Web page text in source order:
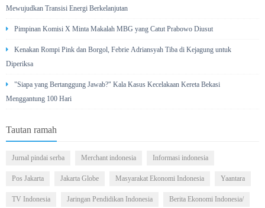
Mewujudkan Transisi Energi Berkelanjutan
Pimpinan Komisi X Minta Makalah MBG yang Catut Prabowo Diusut
Kenakan Rompi Pink dan Borgol, Febrie Adriansyah Tiba di Kejagung untuk
Diperiksa
"Siapa yang Bertanggung Jawab?" Kala Kasus Kecelakaan Kereta Bekasi
Menggantung 100 Hari
Tautan ramah
Jurnal pindai serba Merchant indonesia Informasi indonesia
Pos Jakarta Jakarta Globe Masyarakat Ekonomi Indonesia Yaantara
TV Indonesia Jaringan Pendidikan Indonesia Berita Ekonomi Indonesia/